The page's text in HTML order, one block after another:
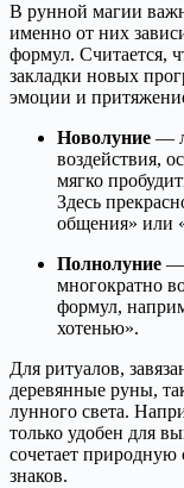
В рунной магии
именно от них
формул. Считается,
закладки новых
эмоции и
Новолуние —
воздействия,
мягко
Здесь
общения» или
Полнолуние —
многократно
формул,
хотенью».
Для ритуалов,
деревянные руны,
лунного света.
только удобен для
сочетает природную
знаков.